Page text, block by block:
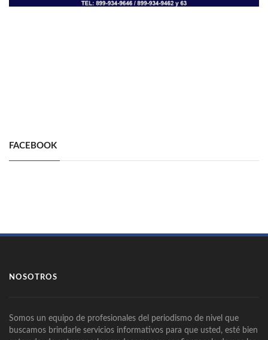
FACEBOOK
NOSOTROS
Somos un equipo de profesionales del periodismo de nivel que
buscamos brindarle servicios informativos para que usted, esté bien